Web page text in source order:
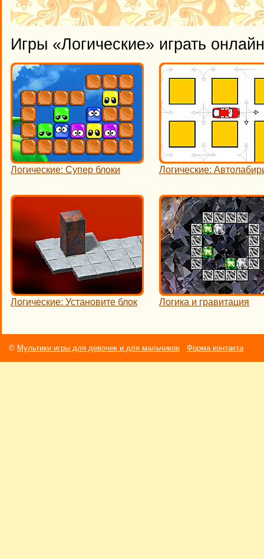
Игры «Логические» играть онлайн
Логические: Супер блоки Логические:
Логические: Установите блок Логика и гравитация
© Мультики игры для девочек и для мальчиков Форма контакта